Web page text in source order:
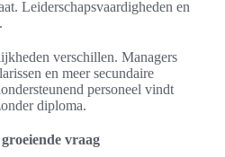
Leiderschapsvaardigheden en
verschillen. Managers
en meer secundaire
personeel vindt
diploma.
vraag